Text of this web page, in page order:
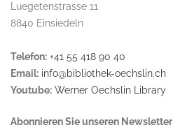
Luegetenstrasse 11
8840 Einsiedeln
Telefon: +41 55 418 90 40
Email: info@bibliothek-oechslin.ch
Youtube: Werner Oechslin Library
Abonnieren Sie unseren Newsletter